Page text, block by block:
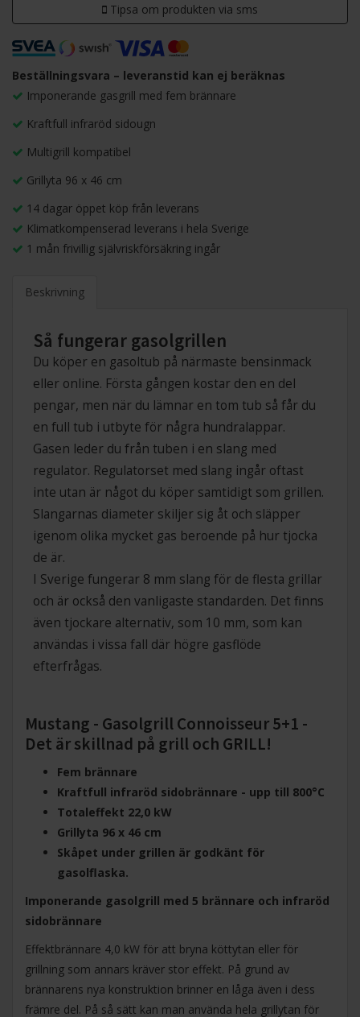
Tipsa om produkten via sms
Beställningsvara – leveranstid kan ej beräknas
Imponerande gasgrill med fem brännare
Kraftfull infraröd sidougn
Multigrill kompatibel
Grillyta 96 x 46 cm
14 dagar öppet köp från leverans
Klimatkompenserad leverans i hela Sverige
1 mån frivillig självriskförsäkring ingår
Beskrivning
Så fungerar gasolgrillen
Du köper en gasoltub på närmaste bensinmack
eller online. Första gången kostar den en del
pengar, men när du lämnar en tom tub så får du
en full tub i utbyte för några hundralappar.
Gasen leder du från tuben i en slang med
regulator. Regulatorset med slang ingår oftast
inte utan är något du köper samtidigt som grillen.
Slangarnas diameter skiljer sig åt och släpper
igenom olika mycket gas beroende på hur tjocka
de är.
I Sverige fungerar 8 mm slang för de flesta grillar
och är också den vanligaste standarden. Det finns
även tjockare alternativ, som 10 mm, som kan
användas i vissa fall där högre gasflöde
efterfrågas.
Mustang - Gasolgrill Connoisseur 5+1 -
Det är skillnad på grill och GRILL!
Fem brännare
Kraftfull infraröd sidobrännare - upp till 800°C
Totaleffekt 22,0 kW
Grillyta 96 x 46 cm
Skåpet under grillen är godkänt för
gasolflaska.
Imponerande gasolgrill med 5 brännare och infraröd
sidobrännare
Effektbrännare 4,0 kW för att bryna köttytan eller för
grillning som annars kräver stor effekt. På grund av
brännarens nya konstruktion brinner en låga även i dess
främre del. På så sätt kan man använda hela grillytan för